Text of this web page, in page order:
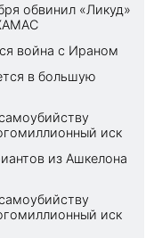
обвинил «Ликуд»
война с Ираном
в большую
иск
из Ашкелона
иск